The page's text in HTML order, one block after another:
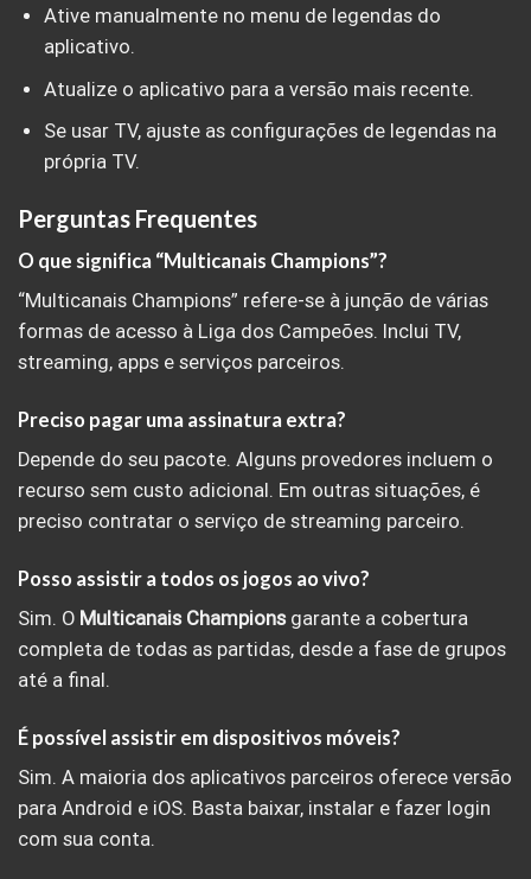
Ative manualmente no menu de legendas do
aplicativo.
Atualize o aplicativo para a versão mais recente.
Se usar TV, ajuste as configurações de legendas na
própria TV.
Perguntas Frequentes
O que significa “Multicanais Champions”?
“Multicanais Champions” refere-se à junção de várias
formas de acesso à Liga dos Campeões. Inclui TV,
streaming, apps e serviços parceiros.
Preciso pagar uma assinatura extra?
Depende do seu pacote. Alguns provedores incluem o
recurso sem custo adicional. Em outras situações, é
preciso contratar o serviço de streaming parceiro.
Posso assistir a todos os jogos ao vivo?
Sim. O Multicanais Championsgarante a cobertura
completa de todas as partidas, desde a fase de grupos
até a final.
É possível assistir em dispositivos móveis?
Sim. A maioria dos aplicativos parceiros oferece versão
para Android e iOS. Basta baixar, instalar e fazer login
com sua conta.